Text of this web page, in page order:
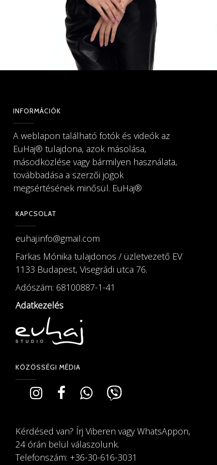
INFORMÁCIÓK
A weblapon található fotók és videók az
EuHaj®️ tulajdona, azok másolása,
másodközlése vagy bármilyen használata,
továbbadása a szerzői jogok
megsértésének minősül. EuHaj®️
KAPCSOLAT
euhaj.info@gmail.com
Farkas Mónika tulajdonos / üzletvezető EV
1133 Budapest, Visegrádi utca 76.
Adószám: 68100887-1-41
Adatkezelés
KÖZÖSSÉGI MÉDIA
Kérdésed van? Írj Viberen vagy WhatsAppon,
24 órán belül válaszolunk.
Telefonszám: +36-30-616-3031